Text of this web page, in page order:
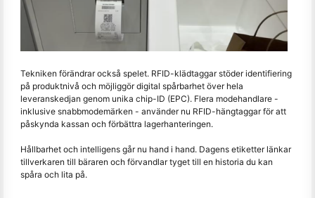
Tekniken förändrar också spelet. RFID-klädtaggar stöder identifiering
på produktnivå och möjliggör digital spårbarhet över hela
leveranskedjan genom unika chip-ID (EPC). Flera modehandlare -
inklusive snabbmodemärken - använder nu RFID-hängtaggar för att
påskynda kassan och förbättra lagerhanteringen.
Hållbarhet och intelligens går nu hand i hand. Dagens etiketter länkar
tillverkaren till bäraren och förvandlar tyget till en historia du kan
spåra och lita på.